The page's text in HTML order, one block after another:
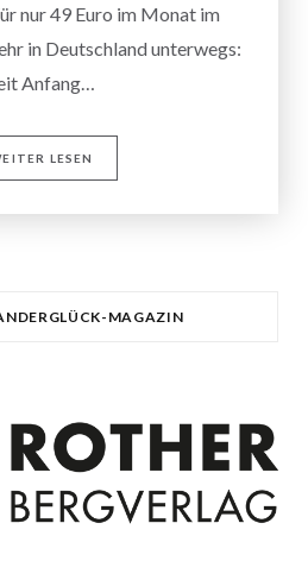
nur 49 Euro im Monat im
in Deutschland unterwegs:
Anfang…
LESEN
MAGAZIN